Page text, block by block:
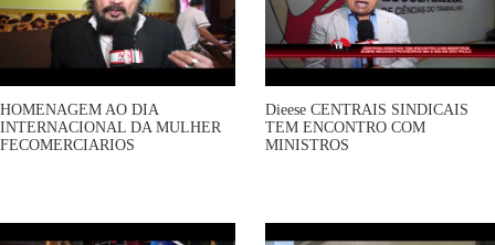
HOMENAGEM AO DIA
INTERNACIONAL DA MULHER
FECOMERCIARIOS
Dieese CENTRAIS SINDICAIS
TEM ENCONTRO COM
MINISTROS